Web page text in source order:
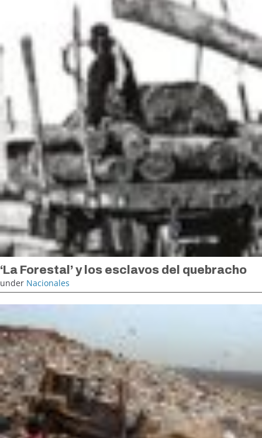
‘La Forestal’ y los esclavos del quebracho
under Nacionales